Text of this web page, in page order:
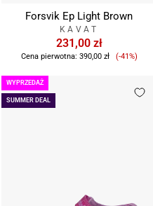
Forsvik Ep Light Brown
KAVAT
231,00 zł
Cena pierwotna: 390,00 zł
Cena
(-41%)
SUMMER DEAL
WYPRZEDAŻ